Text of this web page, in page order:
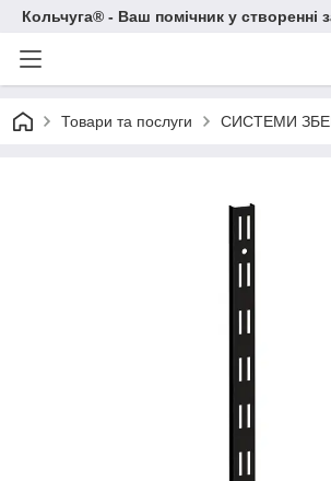
Кольчуга® - Ваш помічник у створенні
Товари та послуги СИСТЕМИ